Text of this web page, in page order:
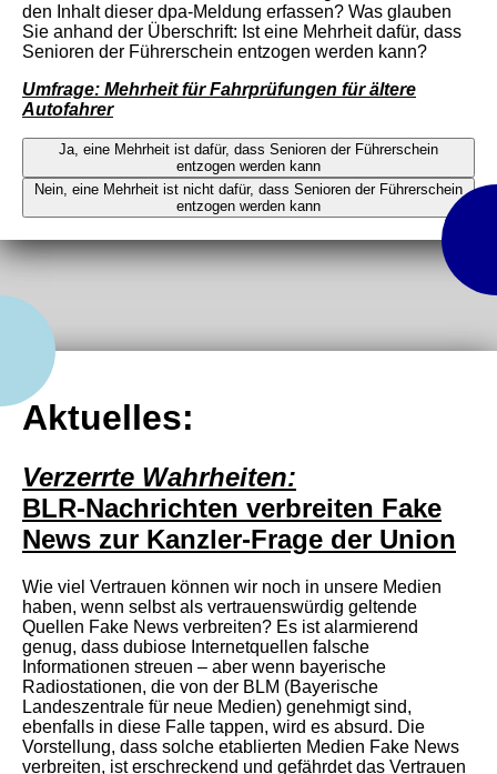
den Inhalt dieser dpa-Meldung erfassen? Was glauben
Sie anhand der Überschrift: Ist eine Mehrheit dafür, dass
Senioren der Führerschein entzogen werden kann?
Umfrage: Mehrheit für Fahrprüfungen für ältere
Autofahrer
Ja, eine Mehrheit ist dafür, dass Senioren der Führerschein
entzogen werden kann
Nein, eine Mehrheit ist nicht dafür, dass Senioren der Führerschein
entzogen werden kann
Aktuelles:
Verzerrte Wahrheiten:
BLR-Nachrichten verbreiten Fake
News zur Kanzler-Frage der Union
Wie viel Vertrauen können wir noch in unsere Medien
haben, wenn selbst als vertrauenswürdig geltende
Quellen Fake News verbreiten? Es ist alarmierend
genug, dass dubiose Internetquellen falsche
Informationen streuen – aber wenn bayerische
Radiostationen, die von der BLM (Bayerische
Landeszentrale für neue Medien) genehmigt sind,
ebenfalls in diese Falle tappen, wird es absurd. Die
Vorstellung, dass solche etablierten Medien Fake News
verbreiten, ist erschreckend und gefährdet das Vertrauen